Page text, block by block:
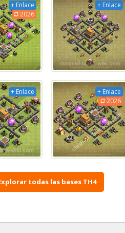
+ Enlace
2026
+ Enlace
+ Enlace
+ Enlace
2026
todas las bases TH4